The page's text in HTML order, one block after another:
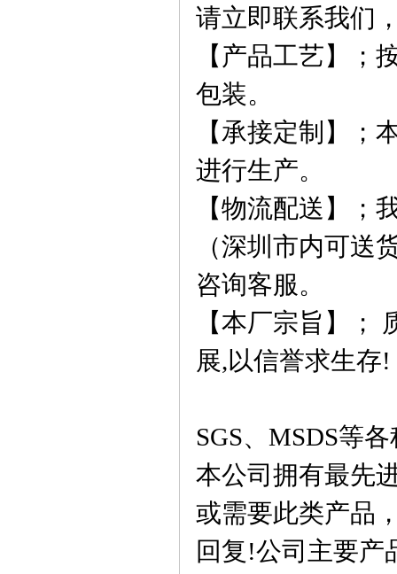
请立即联系我们
【产品工艺】；
包装。
【承接定制】；
进行生产。
【物流配送】；
（深圳市内可送
咨询客服。
【本厂宗旨】；
展,以信誉求生存!
SGS、 MSDS等各
本公司拥有最先
或需要此类产品
回复!公司主要产